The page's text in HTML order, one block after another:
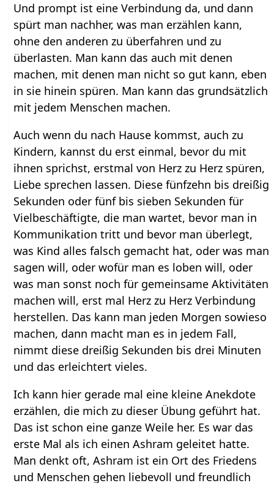
Und prompt ist eine Verbindung da, und dann
spürt man nachher, was man erzählen kann,
ohne den anderen zu überfahren und zu
überlasten. Man kann das auch mit denen
machen, mit denen man nicht so gut kann, eben
in sie hinein spüren. Man kann das grundsätzlich
mit jedem Menschen machen.
Auch wenn du nach Hause kommst, auch zu
Kindern, kannst du erst einmal, bevor du mit
ihnen sprichst, erstmal von Herz zu Herz spüren,
Liebe sprechen lassen. Diese fünfzehn bis dreißig
Sekunden oder fünf bis sieben Sekunden für
Vielbeschäftigte, die man wartet, bevor man in
Kommunikation tritt und bevor man überlegt,
was Kind alles falsch gemacht hat, oder was man
sagen will, oder wofür man es loben will, oder
was man sonst noch für gemeinsame Aktivitäten
machen will, erst mal Herz zu Herz Verbindung
herstellen. Das kann man jeden Morgen sowieso
machen, dann macht man es in jedem Fall,
nimmt diese dreißig Sekunden bis drei Minuten
und das erleichtert vieles.
Ich kann hier gerade mal eine kleine Anekdote
erzählen, die mich zu dieser Übung geführt hat.
Das ist schon eine ganze Weile her. Es war das
erste Mal als ich einen Ashram geleitet hatte.
Man denkt oft, Ashram ist ein Ort des Friedens
und Menschen gehen liebevoll und freundlich